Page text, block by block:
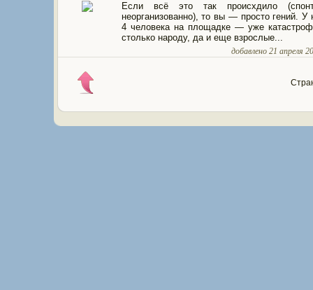
Если всё это так происхдило
неорганизованно), то вы — просто гений. У
4 человека на площадке — уже
столько народу, да и еще взрослые...
добавлено 21 апреля